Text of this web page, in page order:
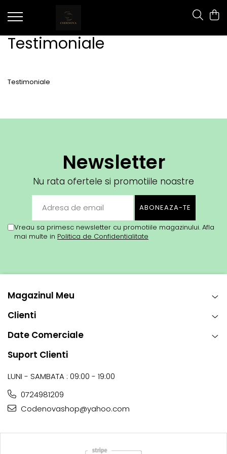
Testimoniale
Testimoniale
Newsletter
Nu rata ofertele si promotiile noastre
Vreau sa primesc newsletter cu promotiile magazinului. Afla
mai multe in Politica de Confidentialitate
Magazinul Meu
Clienti
Date Comerciale
Suport Clienti
LUNI - SAMBATA : 09:00 - 19:00
0724981209
Codenovashop@yahoo.com